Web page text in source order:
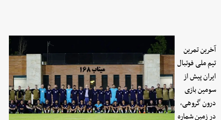
آخرین تمرین
تیم ملی فوتبال
ایران پیش از
سومین بازی
درون گروهی،
در زمین شماره